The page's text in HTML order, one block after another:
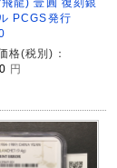
PCGS発行
格(税別)：
円